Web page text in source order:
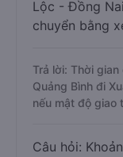
Lộc - Đồng
chuyển bằng
Trả lời: Thời
Quảng Bình đi
nếu mật độ giao
Câu hỏi: